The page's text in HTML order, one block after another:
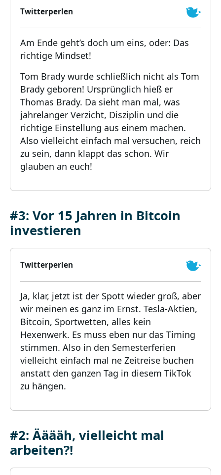
Twitterperlen
Am Ende geht’s doch um eins, oder: Das
richtige Mindset!
Tom Brady wurde schließlich nicht als Tom
Brady geboren! Ursprünglich hieß er
Thomas Brady. Da sieht man mal, was
jahrelanger Verzicht, Disziplin und die
richtige Einstellung aus einem machen.
Also vielleicht einfach mal versuchen, reich
zu sein, dann klappt das schon. Wir
glauben an euch!
#3: Vor 15 Jahren in Bitcoin
investieren
Twitterperlen
Ja, klar, jetzt ist der Spott wieder groß, aber
wir meinen es ganz im Ernst. Tesla-Aktien,
Bitcoin, Sportwetten, alles kein
Hexenwerk. Es muss eben nur das Timing
stimmen. Also in den Semesterferien
vielleicht einfach mal ne Zeitreise buchen
anstatt den ganzen Tag in diesem TikTok
zu hängen.
#2: Ääääh, vielleicht mal
arbeiten?!